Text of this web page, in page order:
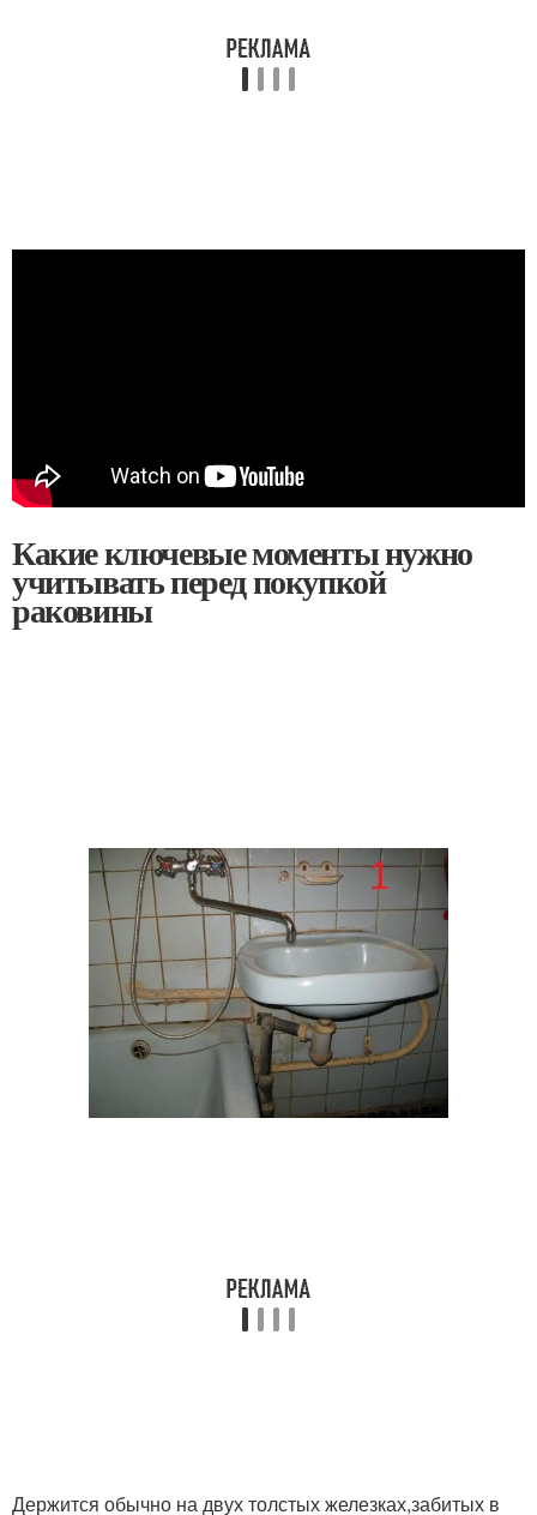
Какие ключевые моменты нужно
учитывать перед покупкой
раковины
Держится обычно на двух толстых железках,забитых в